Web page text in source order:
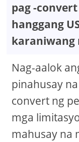
pag -
hanggang
karaniwang
Nag-aalok
pinahusay
convert ng
mga
mahusay na